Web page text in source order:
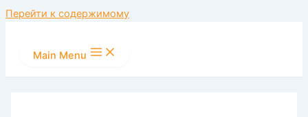
Перейти к содержимому
Main Menu